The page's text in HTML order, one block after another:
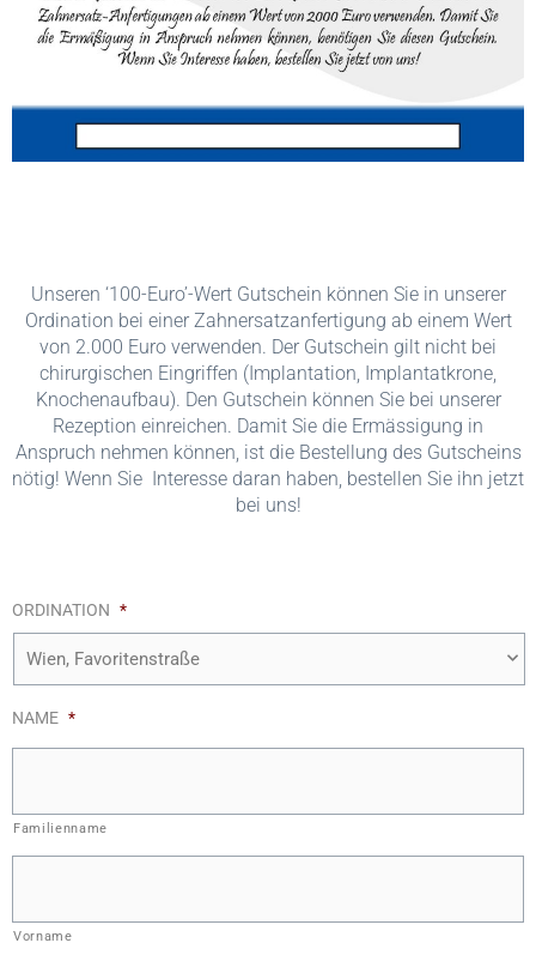
Unseren ‘100-Euro’-Wert Gutschein können Sie in unserer
Ordination bei einer Zahnersatzanfertigung ab einem Wert
von 2.000 Euro verwenden. Der Gutschein gilt nicht bei
chirurgischen Eingriffen (Implantation, Implantatkrone,
Knochenaufbau). Den Gutschein können Sie bei unserer
Rezeption einreichen. Damit Sie die Ermässigung in
Anspruch nehmen können, ist die Bestellung des Gutscheins
nötig! Wenn Sie Interesse daran haben, bestellen Sie ihn jetzt
bei uns!
ORDINATION *
NAME *
Familienname
Vorname